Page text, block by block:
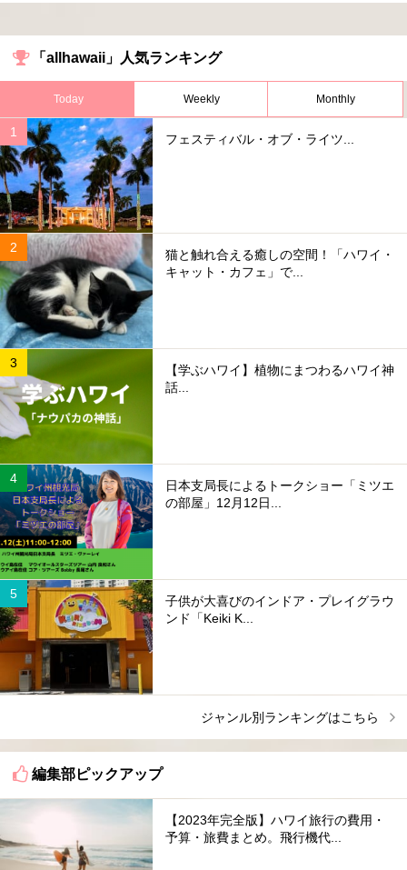
「allhawaii」人気ランキング
Today Weekly Monthly
フェスティバル・オブ・ライツ...
猫と触れ合える癒しの空間！「ハワイ・
キャット・カフェ」で...
【学ぶハワイ】植物にまつわるハワイ神
話...
日本支局長によるトークショー「ミツエ
の部屋」12月12日...
子供が大喜びのインドア・プレイグラウ
ンド「Keiki K...
ジャンル別ランキングはこちら
編集部ピックアップ
【2023年完全版】ハワイ旅行の費用・
予算・旅費まとめ。飛行機代...